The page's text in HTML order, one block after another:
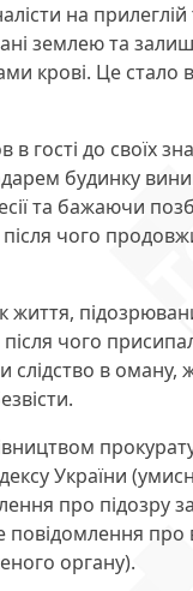
на прилеглій
землею та
крові. Це
гості до своїх
будинку
та бажаючи
чого
після чого
в оману,
України
про підозру
повідомлення
органу).